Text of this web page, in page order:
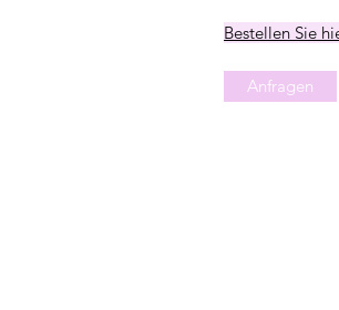
Bestellen Sie
Anfragen